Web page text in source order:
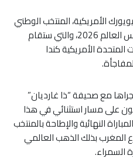
الأمريكية، المنتخب الوطني
المغربي لكرة القدم للفوز بلقب كأس العالم 2026، والتي ستقام
الأمريكية كندا
مع صحيفة “ذا غارديان”
على مسار استثنائي في هذا
النهائية والإطاحة بالمنتخب
المغرب بذلك الذهب العالمي
السمراء.